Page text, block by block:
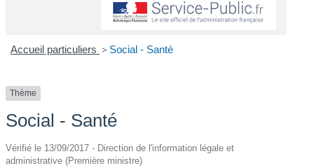
Accueil particuliers > Social - Santé
Thème
Social - Santé
Vérifié le 13/09/2017 - Direction de l'information légale et
administrative (Première ministre)